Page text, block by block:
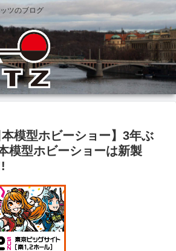
ツのブログ
本模型ホビーショー】3年ぶ
模型ホビーショーは新製